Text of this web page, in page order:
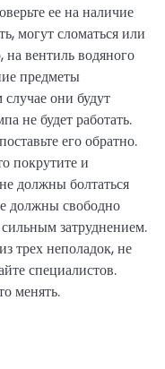
ее на наличие
могут сломаться или
на вентиль водяного
предметы
они будут
не будет работать.
его обратно.
покрутите и
должны болтаться
должны свободно
затруднением.
трех неполадок, не
специалистов.
менять.